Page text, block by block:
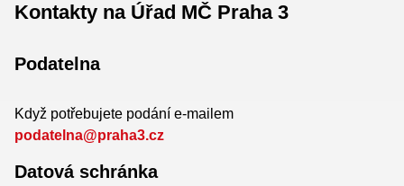
Kontakty na Úřad MČ Praha 3
Podatelna
Když potřebujete podání e-mailem
podatelna@praha3.cz
Datová schránka